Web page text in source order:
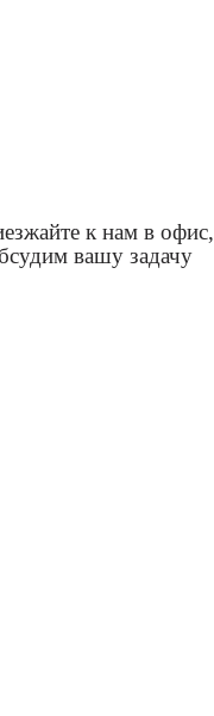
к нам в офис,
вашу задачу